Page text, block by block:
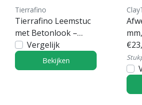
Tierrafino
Tierrafino Leemstuc
met Betonlook –
Ecologische
wandafwerking
Vergelijk
Bekijken